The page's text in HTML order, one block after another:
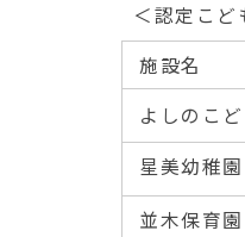
＜認定こ
施設名
よしのこ
星美幼稚園
並木保育園